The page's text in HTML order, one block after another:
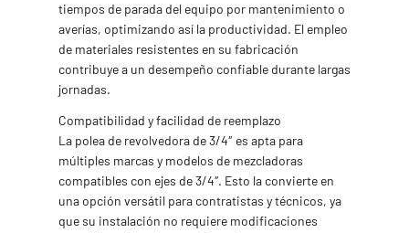
tiempos de parada del equipo por mantenimiento o
averías, optimizando así la productividad. El empleo
de materiales resistentes en su fabricación
contribuye a un desempeño confiable durante largas
jornadas.
Compatibilidad y facilidad de reemplazo
La polea de revolvedora de 3/4″ es apta para
múltiples marcas y modelos de mezcladoras
compatibles con ejes de 3/4″. Esto la convierte en
una opción versátil para contratistas y técnicos, ya
que su instalación no requiere modificaciones